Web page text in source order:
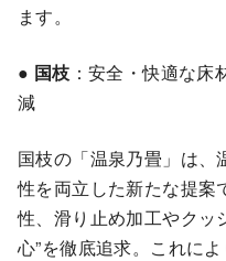
ます。
● 国枝 ：安全・快適な
減
国枝の「温泉乃畳」は、
性を両立した新たな提案
性、滑り止め加工やクッ
心”を徹底追求。これに